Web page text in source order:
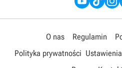
O nas Regulamin
Polityka prywatności